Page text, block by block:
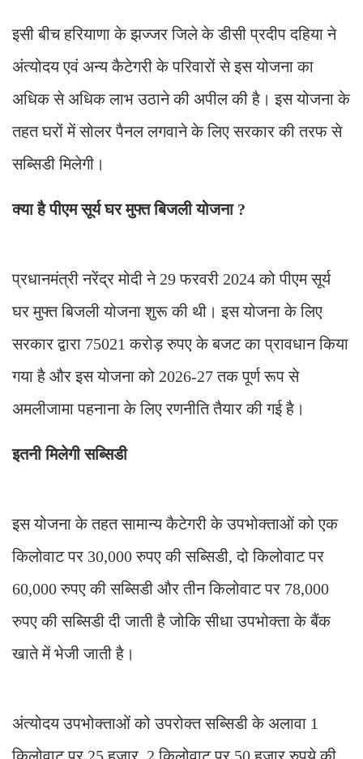
इसी बीच हरियाणा के झज्जर जिले के डीसी प्रदीप दहिया ने
अंत्योदय एवं अन्य कैटेगरी के परिवारों से इस योजना का
अधिक से अधिक लाभ उठाने की अपील की है। इस योजना के
तहत घरों में सोलर पैनल लगवाने के लिए सरकार की तरफ से
सब्सिडी मिलेगी।
क्या है पीएम सूर्य घर मुफ्त बिजली योजना ?
प्रधानमंत्री नरेंद्र मोदी ने 29 फरवरी 2024 को पीएम सूर्य
घर मुफ्त बिजली योजना शुरू की थी। इस योजना के लिए
सरकार द्वारा 75021 करोड़ रुपए के बजट का प्रावधान किया
गया है और इस योजना को 2026-27 तक पूर्ण रूप से
अमलीजामा पहनाना के लिए रणनीति तैयार की गई है।
इतनी मिलेगी सब्सिडी
इस योजना के तहत सामान्य कैटेगरी के उपभोक्ताओं को एक
किलोवाट पर 30,000 रुपए की सब्सिडी, दो किलोवाट पर
60,000 रुपए की सब्सिडी और तीन किलोवाट पर 78,000
रुपए की सब्सिडी दी जाती है जोकि सीधा उपभोक्ता के बैंक
खाते में भेजी जाती है।
अंत्योदय उपभोक्ताओं को उपरोक्त सब्सिडी के अलावा 1